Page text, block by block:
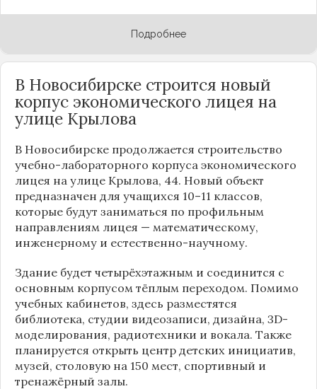
Подробнее
В Новосибирске строится новый
корпус экономического лицея на
улице Крылова
В Новосибирске продолжается строительство
учебно-лабораторного корпуса экономического
лицея на улице Крылова, 44. Новый объект
предназначен для учащихся 10–11 классов,
которые будут заниматься по профильным
направлениям лицея — математическому,
инженерному и естественно-научному.
Здание будет четырёхэтажным и соединится с
основным корпусом тёплым переходом. Помимо
учебных кабинетов, здесь разместятся
библиотека, студии видеозаписи, дизайна, 3D-
моделирования, радиотехники и вокала. Также
планируется открыть центр детских инициатив,
музей, столовую на 150 мест, спортивный и
тренажёрный залы.